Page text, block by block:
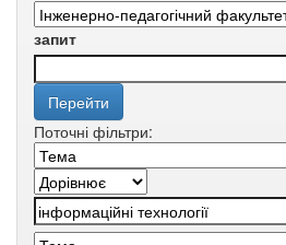
запит
Поточні фільтри: